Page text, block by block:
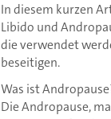
In diesem kurzen
Libido und
die verwendet
beseitigen.
Was ist
Die Andropause,